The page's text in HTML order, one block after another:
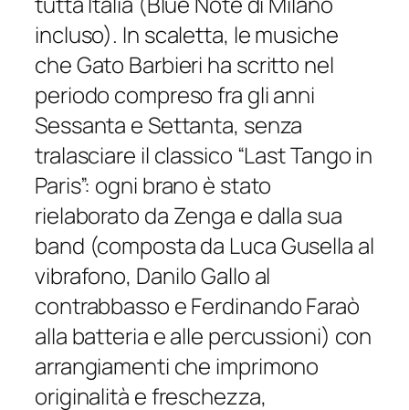
incluso). In scaletta, le musiche
che Gato Barbieri ha scritto nel
periodo compreso fra gli anni
Sessanta e Settanta, senza
tralasciare il classico “Last Tango in
Paris”: ogni brano è stato
rielaborato da Zenga e dalla sua
band (composta da Luca Gusella al
vibrafono, Danilo Gallo al
contrabbasso e Ferdinando Faraò
alla batteria e alle percussioni) con
arrangiamenti che imprimono
originalità e freschezza,